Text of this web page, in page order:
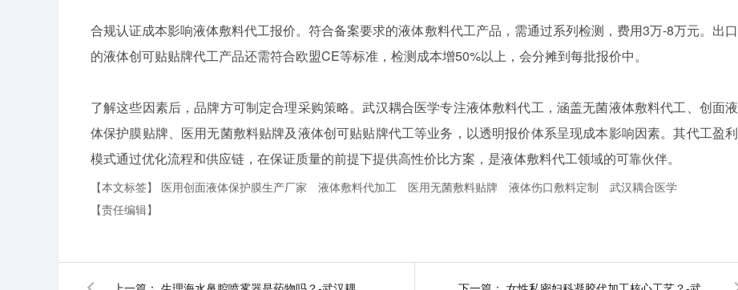
合规认证成本影响液体敷料代工报价。符合备案要求的液体敷料代工产品，需通过系列检测，费用3万-8万元。出口
的液体创可贴贴牌代工产品还需符合欧盟CE等标准，检测成本增50%以上，会分摊到每批报价中。
了解这些因素后，品牌方可制定合理采购策略。武汉耦合医学专注液体敷料代工，涵盖无菌液体敷料代工、创面液
体保护膜贴牌、医用无菌敷料贴牌及液体创可贴贴牌代工等业务，以透明报价体系呈现成本影响因素。其代工盈利
模式通过优化流程和供应链，在保证质量的前提下提供高性价比方案，是液体敷料代工领域的可靠伙伴。
【本文标签】 医用创面液体保护膜生产厂家 液体敷料代加工 医用无菌敷料贴牌 液体伤口敷料定制
武汉耦合医学
【责任编辑】